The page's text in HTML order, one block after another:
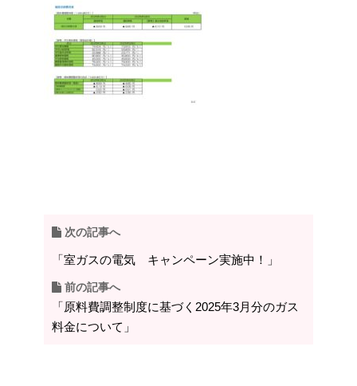
次の記事へ
「室ガスの電気 キャンペーン実施中！」
前の記事へ
「原料費調整制度に基づく2025年3月分のガス
料金について」